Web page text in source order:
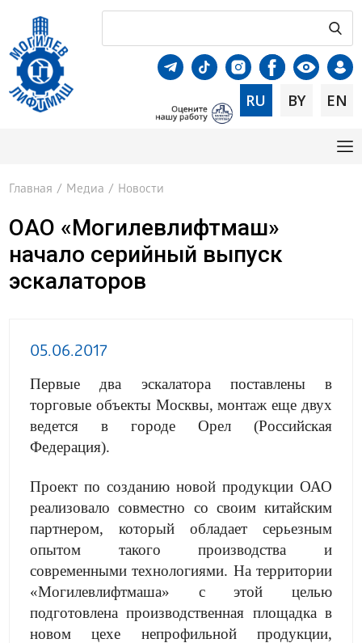
RU BY EN
Главная / Медиа / Новости
ОАО «Могилевлифтмаш»
начало серийный выпуск
эскалаторов
05.06.2017
Первые два эскалатора поставлены в
торговые объекты Москвы, монтаж еще двух
ведется в городе Орел (Российская
Федерация).
Проект по созданию новой продукции ОАО
реализовало совместно со своим китайским
партнером, который обладает серьезным
опытом такого производства и
современными технологиями. На территории
«Могилевлифтмаша» с этой целью
подготовлена производственная площадка в
новом цехе непрофильной продукции,